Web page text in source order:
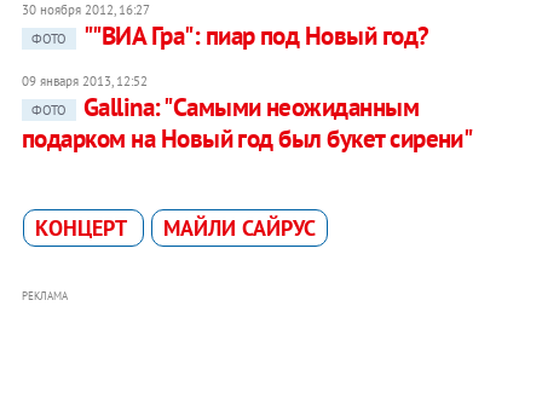
30 ноября 2012, 16:27
ФОТО
""ВИА Гра": пиар под Новый год?
09 января 2013, 12:52
ФОТО
Gallina: "Самыми неожиданным
подарком на Новый год был букет сирени"
КОНЦЕРТ МАЙЛИ САЙРУС
РЕКЛАМА